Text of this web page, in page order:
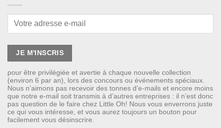
pour être privilégiée et avertie à chaque nouvelle collection
(environ 6 par an), lors des concours ou événements spéciaux.
Nous n’aimons pas recevoir des tonnes d’e-mails et encore moins
que notre e-mail soit transmis à d’autres entreprises : il n’est donc
pas question de le faire chez Little Oh! Nous vous enverrons juste
ce qui vous intéresse, et vous aurez toujours un bouton pour
facilement vous désinscrire.